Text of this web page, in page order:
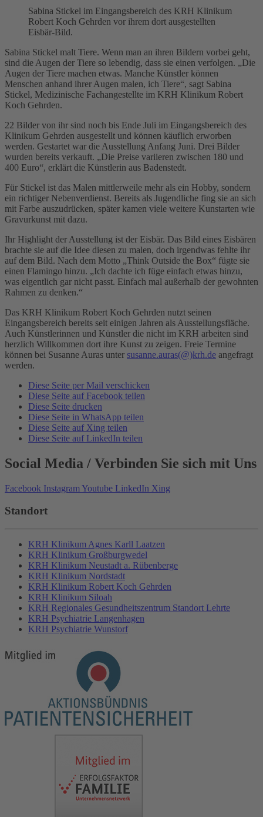
Sabina Stickel im Eingangsbereich des KRH Klinikum
Robert Koch Gehrden vor ihrem dort ausgestellten
Eisbär-Bild.
Sabina Stickel malt Tiere. Wenn man an ihren Bildern vorbei geht,
sind die Augen der Tiere so lebendig, dass sie einen verfolgen. „Die
Augen der Tiere machen etwas. Manche Künstler können
Menschen anhand ihrer Augen malen, ich Tiere“, sagt Sabina
Stickel, Medizinische Fachangestellte im KRH Klinikum Robert
Koch Gehrden.
22 Bilder von ihr sind noch bis Ende Juli im Eingangsbereich des
Klinikum Gehrden ausgestellt und können käuflich erworben
werden. Gestartet war die Ausstellung Anfang Juni. Drei Bilder
wurden bereits verkauft. „Die Preise variieren zwischen 180 und
400 Euro“, erklärt die Künstlerin aus Badenstedt.
Für Stickel ist das Malen mittlerweile mehr als ein Hobby, sondern
ein richtiger Nebenverdienst. Bereits als Jugendliche fing sie an sich
mit Farbe auszudrücken, später kamen viele weitere Kunstarten wie
Gravurkunst mit dazu.
Ihr Highlight der Ausstellung ist der Eisbär. Das Bild eines Eisbären
brachte sie auf die Idee diesen zu malen, doch irgendwas fehlte ihr
auf dem Bild. Nach dem Motto „Think Outside the Box“ fügte sie
einen Flamingo hinzu. „Ich dachte ich füge einfach etwas hinzu,
was eigentlich gar nicht passt. Einfach mal außerhalb der gewohnten
Rahmen zu denken.“
Das KRH Klinikum Robert Koch Gehrden nutzt seinen
Eingangsbereich bereits seit einigen Jahren als Ausstellungsfläche.
Auch Künstlerinnen und Künstler die nicht im KRH arbeiten sind
herzlich Willkommen dort ihre Kunst zu zeigen. Freie Termine
können bei Susanne Auras unter susanne.auras(@)krh.de angefragt
werden.
Diese Seite per Mail verschicken
Diese Seite auf Facebook teilen
Diese Seite drucken
Diese Seite in WhatsApp teilen
Diese Seite auf Xing teilen
Diese Seite auf LinkedIn teilen
Social Media / Verbinden Sie sich mit Uns
Facebook Instagram Youtube LinkedIn Xing
Standort
KRH Klinikum Agnes Karll Laatzen
KRH Klinikum Großburgwedel
KRH Klinikum Neustadt a. Rübenberge
KRH Klinikum Nordstadt
KRH Klinikum Robert Koch Gehrden
KRH Klinikum Siloah
KRH Regionales Gesundheitszentrum Standort Lehrte
KRH Psychiatrie Langenhagen
KRH Psychiatrie Wunstorf